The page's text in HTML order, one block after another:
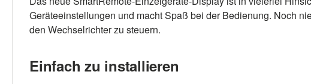
Geräteeinstellungen und macht Spaß bei der Bedienung. Noch
den Wechselrichter zu steuern.
Einfach zu installieren